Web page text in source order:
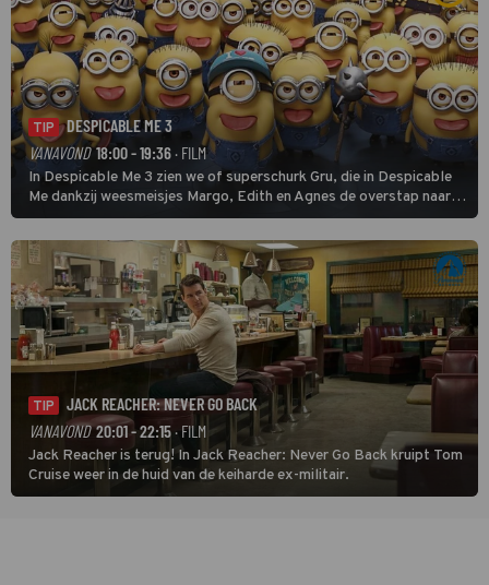
TIP
DESPICABLE ME 3
VANAVOND 18:00 - 19:36· FILM
In Despicable Me 3 zien we of superschurk Gru, die in Despicable
Me dankzij weesmeisjes Margo, Edith en Agnes de overstap naar
het rechte pad maakte, ook op dat pad weet te blijven.
TIP
JACK REACHER: NEVER GO BACK
VANAVOND 20:01 - 22:15· FILM
Jack Reacher is terug! In Jack Reacher: Never Go Back kruipt Tom
Cruise weer in de huid van de keiharde ex-militair.